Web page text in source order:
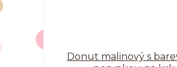
Donut malinový s